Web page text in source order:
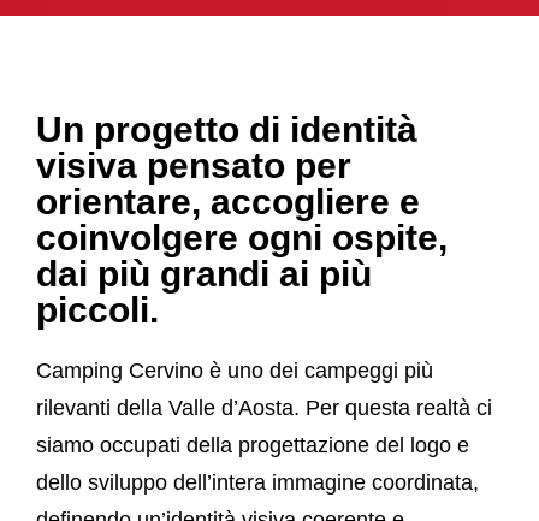
Un progetto di identità
visiva pensato per
orientare, accogliere e
coinvolgere ogni ospite,
dai più grandi ai più
piccoli.
Camping Cervino è uno dei campeggi più
rilevanti della Valle d’Aosta. Per questa realtà ci
siamo occupati della progettazione del logo e
dello sviluppo dell’intera immagine coordinata,